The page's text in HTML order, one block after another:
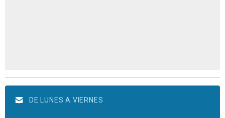
DE LUNES A VIERNES